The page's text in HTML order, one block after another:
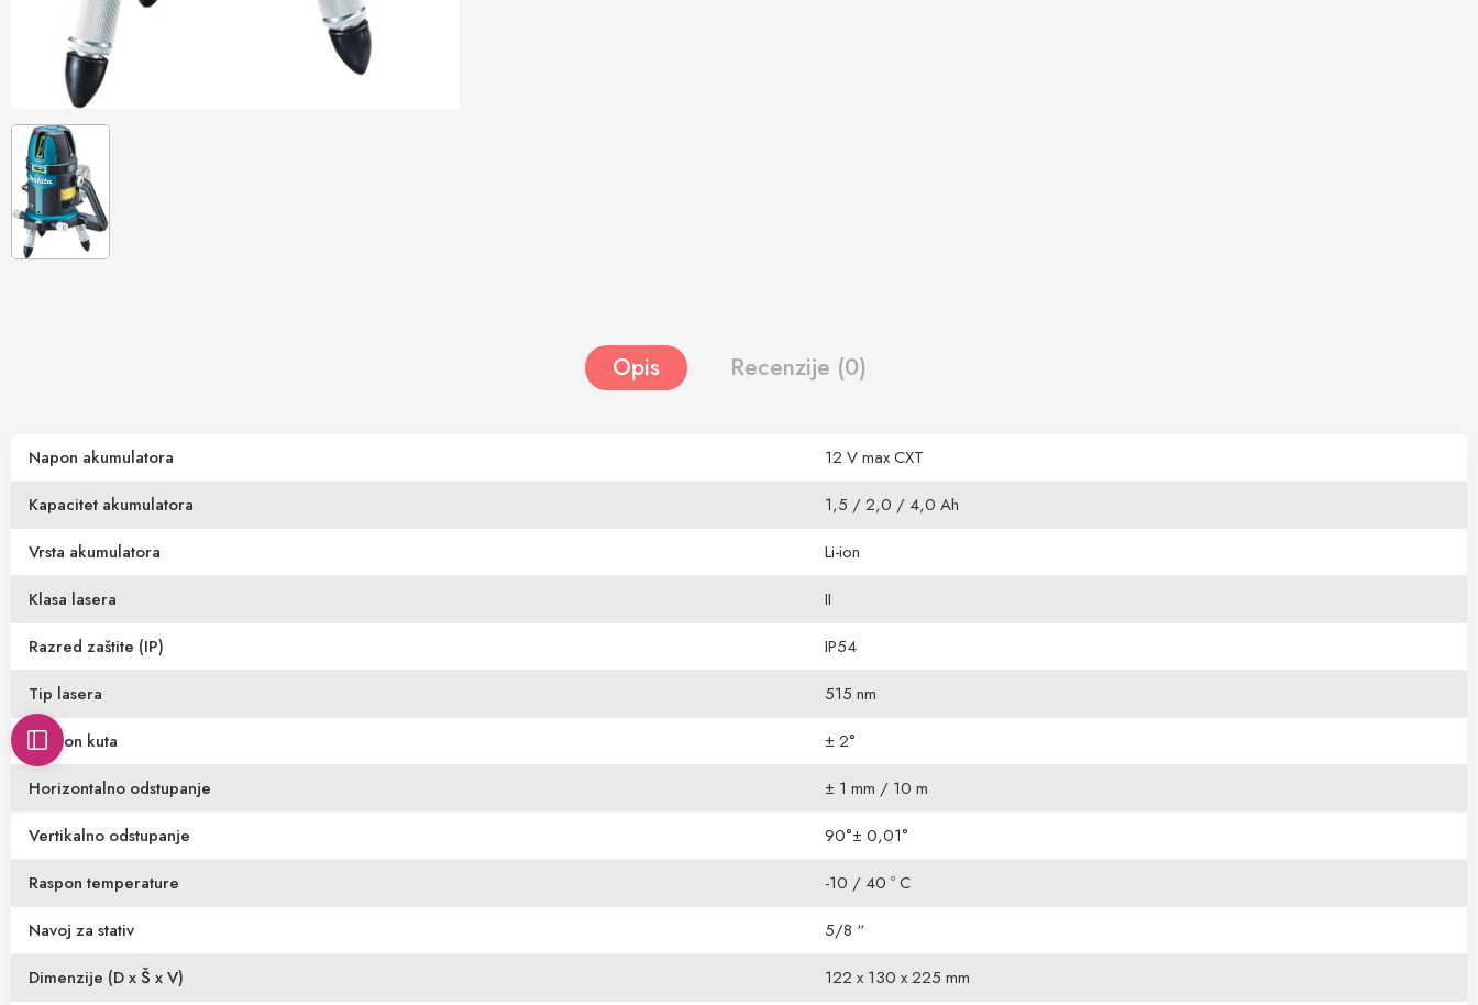
Opis Recenzije (0)
Napon akumulatora
12 V max CXT
Kapacitet akumulatora
1,5 / 2,0 / 4,0 Ah
Vrsta akumulatora
Li-ion
Klasa lasera
II
Razred zaštite (IP)
IP54
Tip lasera
515 nm
Raspon kuta
± 2°
Horizontalno odstupanje
± 1 mm / 10 m
Vertikalno odstupanje
90°± 0,01°
Raspon temperature
-10 / 40 º C
Navoj za stativ
5/8 “
Dimenzije (D x Š x V)
122 x 130 x 225 mm